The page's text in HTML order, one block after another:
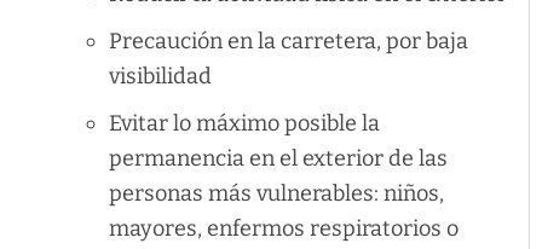
Precaución en la carretera, por baja
visibilidad
Evitar lo máximo posible la
permanencia en el exterior de las
personas más vulnerables: niños,
mayores, enfermos respiratorios o